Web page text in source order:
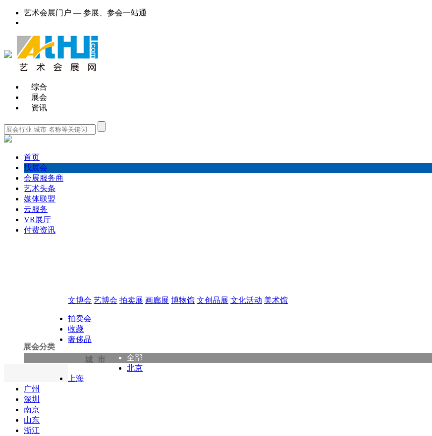
艺术会展门户 — 参展、参会一站通
综合
展会
资讯
首页
找展会
会展服务商
艺术头条
媒体联盟
云服务
VR展厅
付费资讯
展会分类
文博会 艺博会 拍卖展 画廊展 博物馆 文创品展 文化活动 美术馆
拍卖会
收藏
奢侈品
城市
全部
北京
上海
广州
深圳
南京
山东
浙江